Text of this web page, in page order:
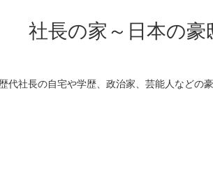
社長の家～日本の豪
代社長の自宅や学歴、政治家、芸能人などの